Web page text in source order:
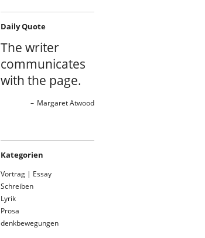
Daily Quote
The writer
communicates
with the page.
Margaret Atwood
Kategorien
Vortrag | Essay
Schreiben
Lyrik
Prosa
denkbewegungen